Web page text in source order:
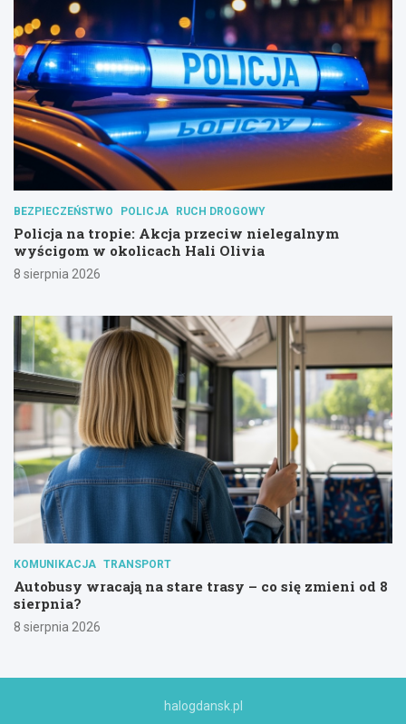
BEZPIECZEŃSTWO POLICJA RUCH DROGOWY
Policja na tropie: Akcja przeciw nielegalnym
wyścigom w okolicach Hali Olivia
8 sierpnia 2026
KOMUNIKACJA TRANSPORT
Autobusy wracają na stare trasy – co się zmieni od 8
sierpnia?
8 sierpnia 2026
halogdansk.pl